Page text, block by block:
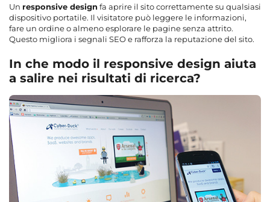
Un responsive design fa aprire il sito correttamente su qualsiasi
dispositivo portatile. Il visitatore può leggere le informazioni,
fare un ordine o almeno esplorare le pagine senza attrito.
Questo migliora i segnali SEO e rafforza la reputazione del sito.
In che modo il responsive design aiuta
a salire nei risultati di ricerca?